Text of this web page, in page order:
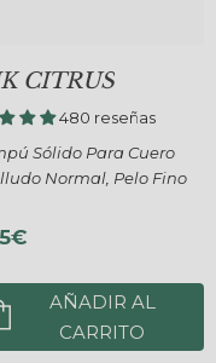
WHITE TROPIC
483 reseñas
Champú Sólido
Para Cuero Cabelludo
18,95€
AÑADIR AL
CARRITO